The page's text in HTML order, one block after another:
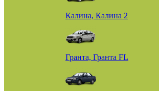
Калина, Калина 2
Гранта, Гранта FL